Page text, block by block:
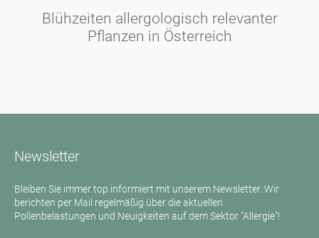
Blühzeiten allergologisch relevanter
Pflanzen in Österreich
Newsletter
Bleiben Sie immer top informiert mit unserem Newsletter. Wir
berichten per Mail regelmäßig über die aktuellen
Pollenbelastungen und Neuigkeiten auf dem Sektor "Allergie"!